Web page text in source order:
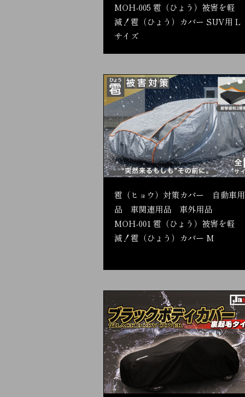
MOH-005 雹（ひょう）被害を軽
減！雹（ひょう）カバー SUV用 L
サイズ
雹（ヒョウ）対策カバー 自動車用
品 車関連用品 車外用品
MOH-001 雹（ひょう）被害を軽
減！雹（ひょう）カバー M